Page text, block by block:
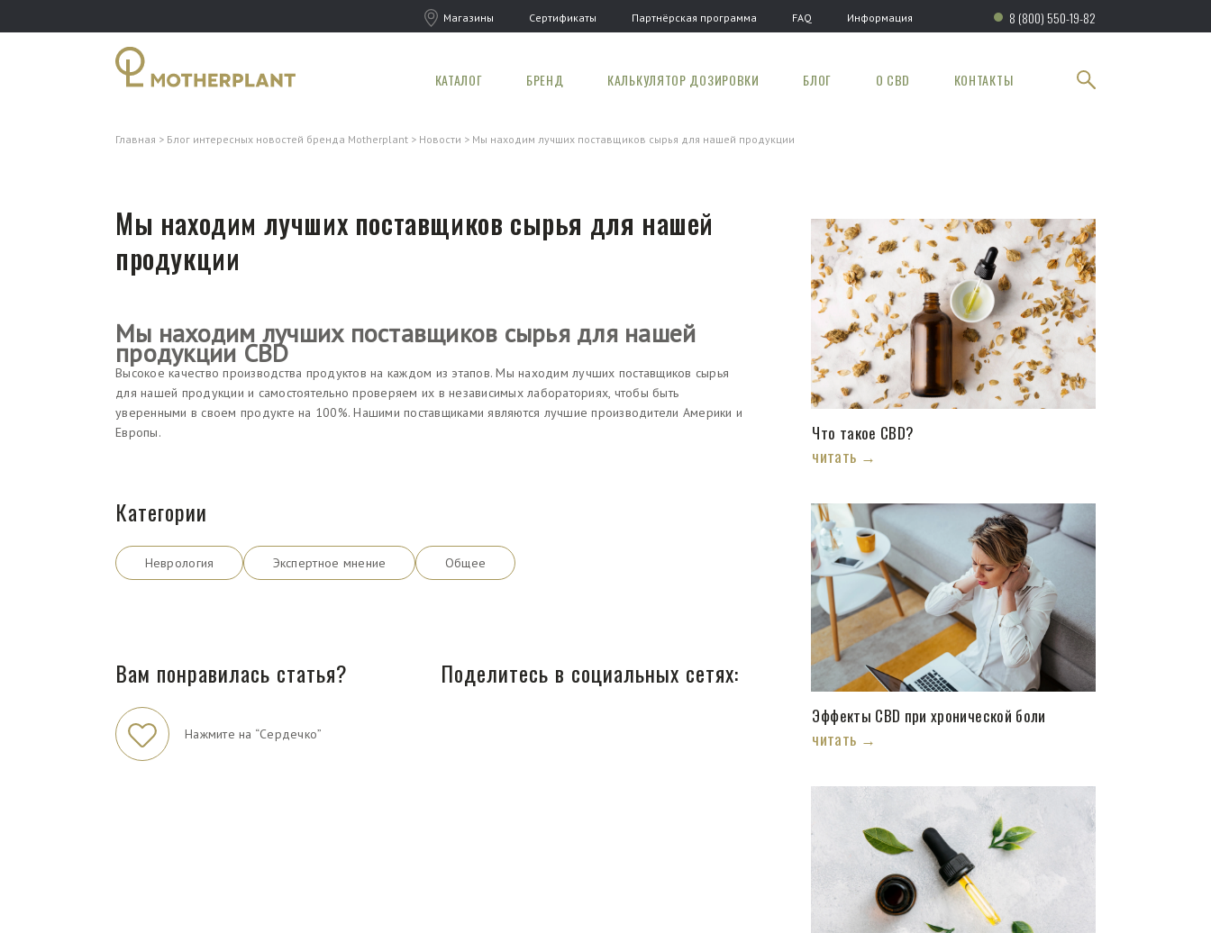
Магазины Сертификаты Партнёрская программа FAQ Информация 8 (800) 550-19-82
КАТАЛОГ БРЕНД КАЛЬКУЛЯТОР ДОЗИРОВКИ БЛОГ О CBD КОНТАКТЫ
Главная Блог интересных новостей бренда Motherplant Новости Мы находим лучших поставщиков сырья для нашей продукции
Мы находим лучших поставщиков сырья для нашей
продукции
Мы находим лучших поставщиков сырья для нашей
продукции CBD
Высокое качество производства продуктов на каждом из этапов. Мы находим лучших поставщиков сырья
для нашей продукции и самостоятельно проверяем их в независимых лабораториях, чтобы быть
уверенными в своем продукте на 100%. Нашими поставщиками являются лучшие производители Америки и
Европы.
Категории
Неврология Экспертное мнение Общее
Вам понравилась статья?
Нажмите на “Сердечко”
Поделитесь в социальных сетях:
Что такое CBD?
читать →
Эффекты CBD при хронической боли
читать →